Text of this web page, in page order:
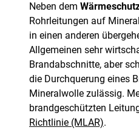
Neben dem
Rohrleitungen auf
in einen anderen
Allgemeinen sehr
Brandabschnitte, aber
die Durchquerung eines
Mineralwolle zulässig.
brandgeschützten
Richtlinie (MLAR).